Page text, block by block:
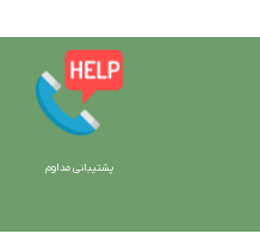
پشتیبانی مداوم